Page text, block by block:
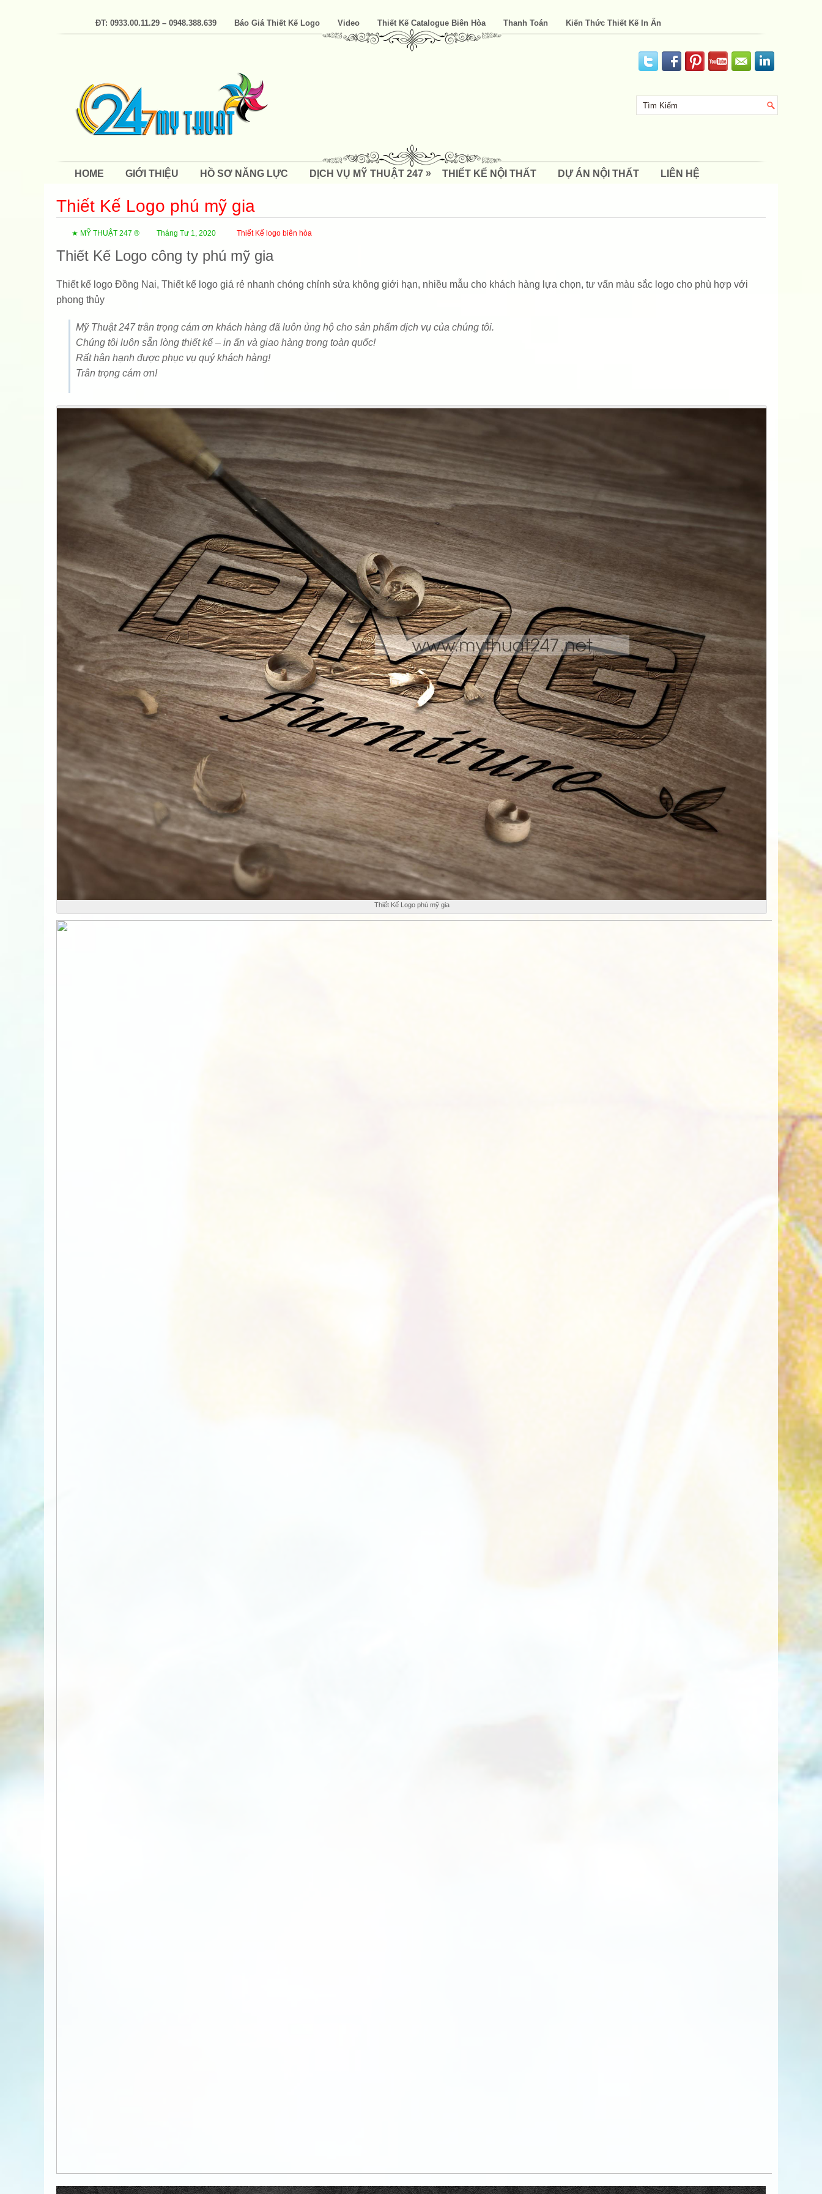
ĐT: 0933.00.11.29 – 0948.388.639 Báo Giá Thiết Kế Logo Video Thiết Kế Catalogue Biên Hòa Thanh Toán Kiến Thức Thiết Kế In Ấn
HOME GIỚI THIỆU HỒ SƠ NĂNG LỰC DỊCH VỤ MỸ THUẬT 247 » THIẾT KẾ NỘI THẤT DỰ ÁN NỘI THẤT LIÊN HỆ
Thiết Kế Logo phú mỹ gia
★ MỸ THUẬT 247 ® Tháng Tư 1, 2020 Thiết Kế logo biên hòa
Thiết Kế Logo công ty phú mỹ gia
Thiết kế logo Đồng Nai, Thiết kế logo giá rẻ nhanh chóng chỉnh sửa không giới hạn, nhiều mẫu cho khách hàng lựa chọn, tư vấn màu sắc logo cho phù hợp với
phong thủy
Mỹ Thuật 247 trân trọng cám ơn khách hàng đã luôn ủng hộ cho sản phẩm dịch vụ của chúng tôi.
Chúng tôi luôn sẵn lòng thiết kế – in ấn và giao hàng trong toàn quốc!
Rất hân hạnh được phục vụ quý khách hàng!
Trân trọng cám ơn!
Thiết Kế Logo phú mỹ gia